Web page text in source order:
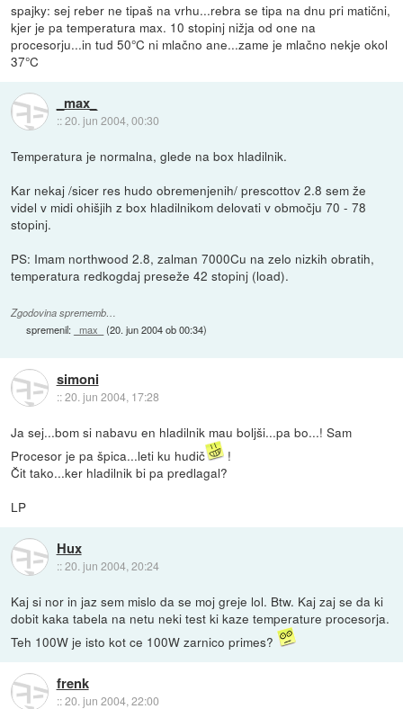
spajky: sej reber ne tipaš na vrhu...rebra se tipa na dnu pri matični,
kjer je pa temperatura max. 10 stopinj nižja od one na
procesorju...in tud 50°C ni mlačno ane...zame je mlačno nekje okol
37°C
_max_
::20. jun 2004, 00:30
Temperatura je normalna, glede na box hladilnik.
Kar nekaj /sicer res hudo obremenjenih/ prescottov 2.8 sem že
videl v midi ohišjih z box hladilnikom delovati v območju 70 - 78
stopinj.
PS: Imam northwood 2.8, zalman 7000Cu na zelo nizkih obratih,
temperatura redkogdaj preseže 42 stopinj (load).
Zgodovina sprememb…
spremenil: _max_ (20. jun 2004 ob 00:34)
simoni
::20. jun 2004, 17:28
Ja sej...bom si nabavu en hladilnik mau boljši...pa bo...! Sam
Procesor je pa špica...leti ku hudič
!
Čit tako...ker hladilnik bi pa predlagal?
LP
Hux
::20. jun 2004, 20:24
Kaj si nor in jaz sem mislo da se moj greje lol. Btw. Kaj zaj se da ki
dobit kaka tabela na netu neki test ki kaze temperature procesorja.
Teh 100W je isto kot ce 100W zarnico primes?
frenk
::20. jun 2004, 22:00